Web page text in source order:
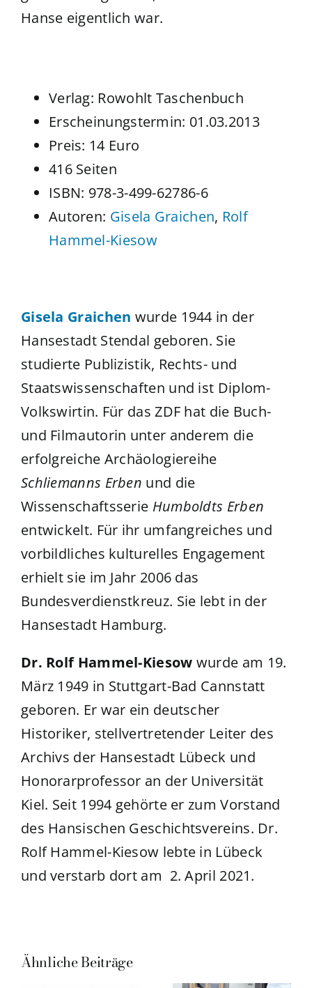
Hanse eigentlich war.
Verlag: Rowohlt Taschenbuch
Erscheinungstermin: 01.03.2013
Preis: 14 Euro
416 Seiten
ISBN: 978-3-499-62786-6
Autoren: Gisela Graichen, Rolf
Hammel-Kiesow
Gisela Graichen wurde 1944 in der
Hansestadt Stendal geboren. Sie
studierte Publizistik, Rechts- und
Staatswissenschaften und ist Diplom-
Volkswirtin. Für das ZDF hat die Buch-
und Filmautorin unter anderem die
erfolgreiche Archäologiereihe
Schliemanns Erben und die
Wissenschaftsserie Humboldts Erben
entwickelt. Für ihr umfangreiches und
vorbildliches kulturelles Engagement
erhielt sie im Jahr 2006 das
Bundesverdienstkreuz. Sie lebt in der
Hansestadt Hamburg.
Dr. Rolf Hammel-Kiesow wurde am 19.
März 1949 in Stuttgart-Bad Cannstatt
geboren. Er war ein deutscher
Historiker, stellvertretender Leiter des
Archivs der Hansestadt Lübeck und
Honorarprofessor an der Universität
Kiel. Seit 1994 gehörte er zum Vorstand
des Hansischen Geschichtsvereins. Dr.
Rolf Hammel-Kiesow lebte in Lübeck
und verstarb dort am 2. April 2021.
Ähnliche Beiträge